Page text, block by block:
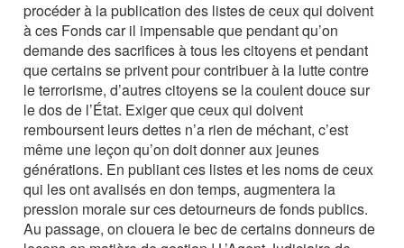
procéder à la publication des listes de ceux qui doivent
à ces Fonds car il impensable que pendant qu’on
demande des sacrifices à tous les citoyens et pendant
que certains se privent pour contribuer à la lutte contre
le terrorisme, d’autres citoyens se la coulent douce sur
le dos de l’État. Exiger que ceux qui doivent
remboursent leurs dettes n’a rien de méchant, c’est
même une leçon qu’on doit donner aux jeunes
générations. En publiant ces listes et les noms de ceux
qui les ont avalisés en don temps, augmentera la
pression morale sur ces detourneurs de fonds publics.
Au passage, on clouera le bec de certains donneurs de